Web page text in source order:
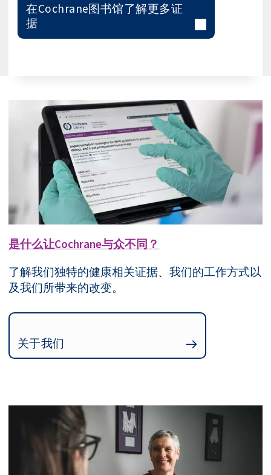
在Cochrane图书馆了解更多证
据
是什么让Cochrane与众不同？
了解我们独特的健康相关证据、我们的工作方式以
及我们所带来的改变。
关于我们